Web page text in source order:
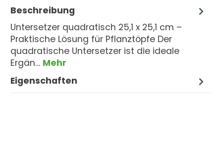
Beschreibung
Untersetzer quadratisch 25,1 x 25,1 cm –
Praktische Lösung für Pflanztöpfe Der
quadratische Untersetzer ist die ideale
Ergän… Mehr
Eigenschaften